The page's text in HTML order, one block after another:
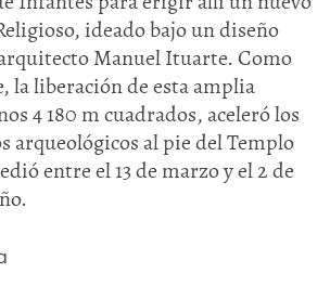
ideado bajo un diseño
Manuel Ituarte. Como
la liberación de esta amplia
4 180 m cuadrados, aceleró los
arqueológicos al pie del Templo
entre el 13 de marzo y el 2 de